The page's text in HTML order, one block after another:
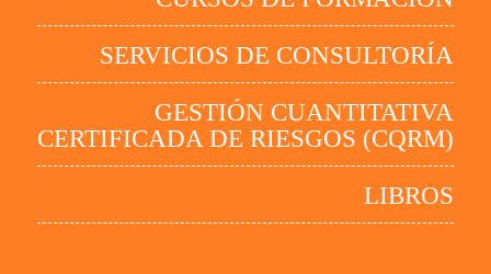
SERVICIOS DE CONSULTORÍA
GESTIÓN CUANTITATIVA
CERTIFICADA DE RIESGOS (CQRM)
LIBROS